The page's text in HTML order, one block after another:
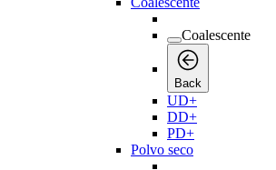
Coalescente
Back
UD+
DD+
PD+
Polvo seco